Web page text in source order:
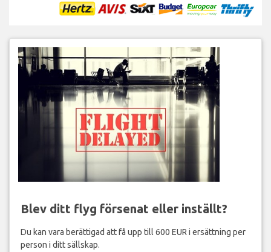
Blev ditt flyg försenat eller inställt?
Du kan vara berättigad att få upp till 600 EUR i ersättning per
person i ditt sällskap.